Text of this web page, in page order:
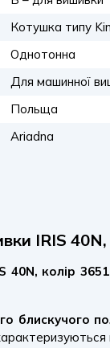
Котушка типу
Однотонна
Для машинної
Польща
Ariadna
IRIS 40N,
40N, колір 3651
блискучого